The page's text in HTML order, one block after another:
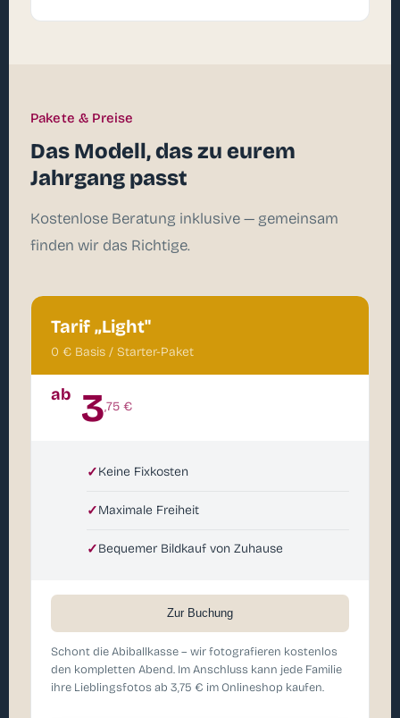
Pakete & Preise
Das Modell, das zu eurem
Jahrgang passt
Kostenlose Beratung inklusive — gemeinsam
finden wir das Richtige.
Tarif „Light"
0 € Basis / Starter-Paket
ab 3,75 €
✓Keine Fixkosten
✓Maximale Freiheit
✓Bequemer Bildkauf von Zuhause
Zur Buchung
Schont die Abiballkasse – wir fotografieren kostenlos
den kompletten Abend. Im Anschluss kann jede Familie
ihre Lieblingsfotos ab 3,75 € im Onlineshop kaufen.